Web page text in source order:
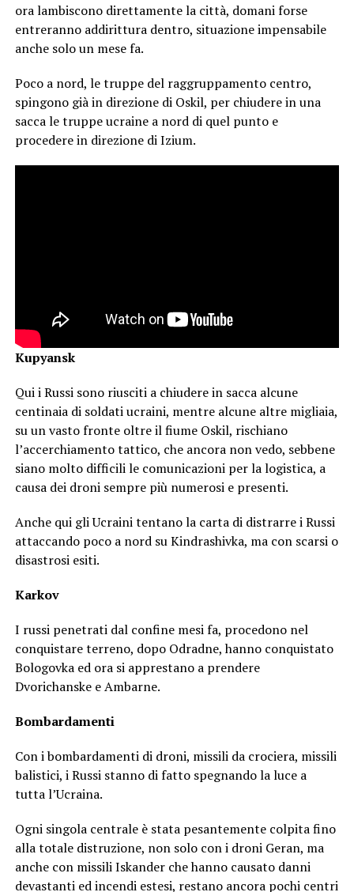
ora lambiscono direttamente la città, domani forse
entreranno addirittura dentro, situazione impensabile
anche solo un mese fa.
Poco a nord, le truppe del raggruppamento centro,
spingono già in direzione di Oskil, per chiudere in una
sacca le truppe ucraine a nord di quel punto e
procedere in direzione di Izium.
Kupyansk
Qui i Russi sono riusciti a chiudere in sacca alcune
centinaia di soldati ucraini, mentre alcune altre migliaia,
su un vasto fronte oltre il fiume Oskil, rischiano
l’accerchiamento tattico, che ancora non vedo, sebbene
siano molto difficili le comunicazioni per la logistica, a
causa dei droni sempre più numerosi e presenti.
Anche qui gli Ucraini tentano la carta di distrarre i Russi
attaccando poco a nord su Kindrashivka, ma con scarsi o
disastrosi esiti.
Karkov
I russi penetrati dal confine mesi fa, procedono nel
conquistare terreno, dopo Odradne, hanno conquistato
Bologovka ed ora si apprestano a prendere
Dvorichanske e Ambarne.
Bombardamenti
Con i bombardamenti di droni, missili da crociera, missili
balistici, i Russi stanno di fatto spegnando la luce a
tutta l’Ucraina.
Ogni singola centrale è stata pesantemente colpita fino
alla totale distruzione, non solo con i droni Geran, ma
anche con missili Iskander che hanno causato danni
devastanti ed incendi estesi, restano ancora pochi centri